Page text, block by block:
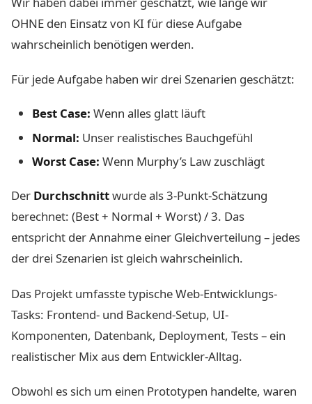
OHNE den Einsatz von KI für diese Aufgabe
wahrscheinlich benötigen werden.
Für jede Aufgabe haben wir drei Szenarien geschätzt:
Best Case: Wenn alles glatt läuft
Normal: Unser realistisches Bauchgefühl
Worst Case: Wenn Murphy’s Law zuschlägt
Der Durchschnittwurde als 3-Punkt-Schätzung
berechnet: (Best + Normal + Worst) / 3. Das
entspricht der Annahme einer Gleichverteilung – jedes
der drei Szenarien ist gleich wahrscheinlich.
Das Projekt umfasste typische Web-Entwicklungs-
Tasks: Frontend- und Backend-Setup, UI-
Komponenten, Datenbank, Deployment, Tests – ein
realistischer Mix aus dem Entwickler-Alltag.
Obwohl es sich um einen Prototypen handelte, waren